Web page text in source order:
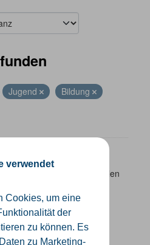
verwendet
Cookies, um eine
der
zu können. Es
zu Marketing-
Jugend
Bildung
eine Darstellung der Schulen
zu Schulform,
und Schulträger.